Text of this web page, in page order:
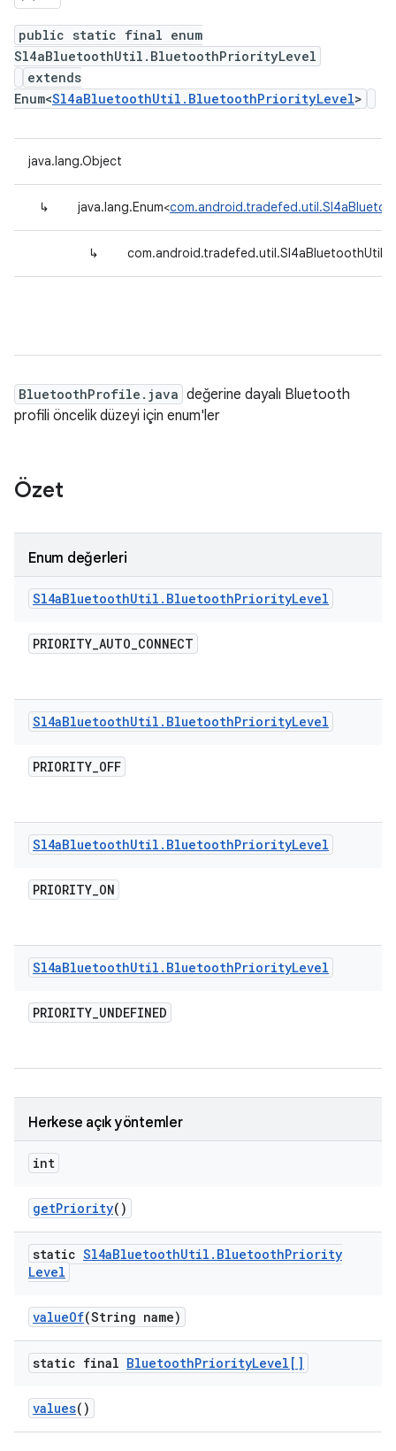
public static final enum
Sl4aBluetoothUtil.BluetoothPriorityLevel
extends
Enum<Sl4aBluetoothUtil.BluetoothPriorityLevel>
java.lang.Object
↳ java.lang.Enum<
↳
BluetoothProfile.java değerine dayalı Bluetooth
profili öncelik düzeyi için enum'ler
Özet
Enum değerleri
Sl4aBluetoothUtil . BluetoothPriorityLevel
PRIORITY_AUTO_CONNECT
Sl4aBluetoothUtil . BluetoothPriorityLevel
PRIORITY_OFF
Sl4aBluetoothUtil . BluetoothPriorityLevel
PRIORITY_ON
Sl4aBluetoothUtil . BluetoothPriorityLevel
PRIORITY_UNDEFINED
Herkese açık yöntemler
int
getPriority()
static Sl4aBluetoothUtil . BluetoothPriority
Level
valueOf(String name)
static final BluetoothPriorityLevel[]
values()